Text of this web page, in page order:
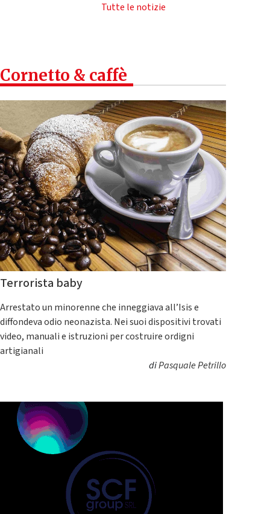
Tutte le notizie
Cornetto & caffè
Terrorista baby
Arrestato un minorenne che inneggiava all’Isis e
diffondeva odio neonazista. Nei suoi dispositivi trovati
video, manuali e istruzioni per costruire ordigni
artigianali
diPasquale Petrillo